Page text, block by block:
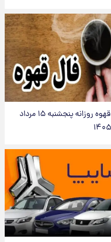
فال قهوه روزانه پنجشنبه ۱۵ مرداد